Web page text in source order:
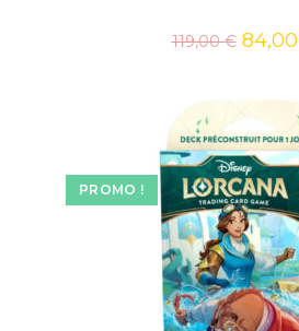
119,00€ 84,00
PROMO !